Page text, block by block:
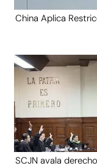
China Aplica
SCJN avala